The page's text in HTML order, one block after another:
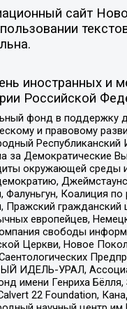
сайт
иностранных и
Российской
фонд в поддержку
и правовому
Республиканский
за Демократические
окружающей среды и
Фалуньгун, Коалиция
Пражский
европейцев,
свободы
Церкви, Новое
ИДЕЛЬ-УРАЛ,
имени Генриха Бёлля,
22 Foundation,